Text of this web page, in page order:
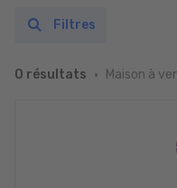
0 résultats Maison à
Filtres